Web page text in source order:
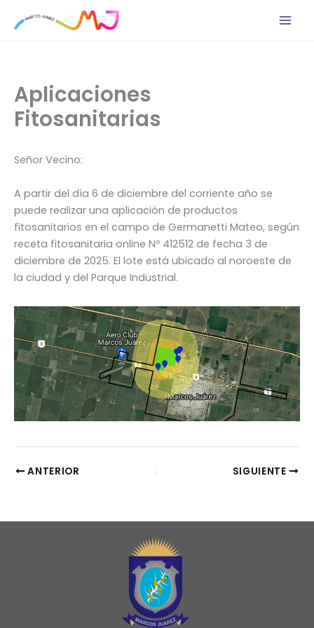
Aplicaciones
Fitosanitarias
Señor Vecino:
A partir del día 6 de diciembre del corriente año se
puede realizar una aplicación de productos
fitosanitarios en el campo de Germanetti Mateo, según
receta fitosanitaria online Nº 412512 de fecha 3 de
diciembre de 2025. El lote está ubicado al noroeste de
la ciudad y del Parque Industrial.
ANTERIOR SIGUIENTE